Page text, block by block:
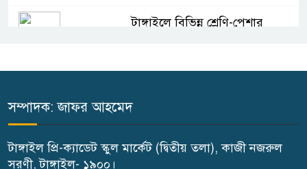
টাঙ্গাইলে বিভিন্ন শ্রেণি-পেশার
করছে স্বৈরাচারের দোসররা-প্রতিমন্ত্রী
টুকু
সম্পাদক: জাফর আহমেদ
টাঙ্গাইল প্রি-ক্যাডেট স্কুল মার্কেট (দ্বিতীয় তলা), কাজী নজরুল
সরণী, টাঙ্গাইল- ১৯০০।